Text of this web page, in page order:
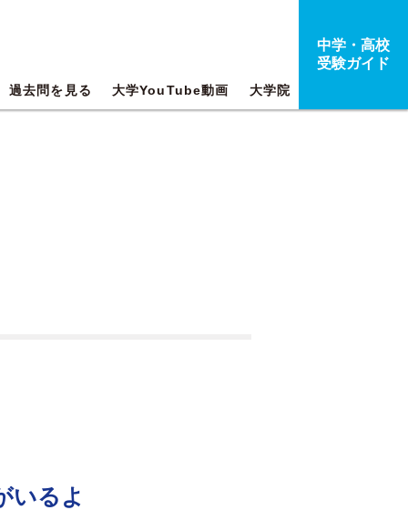
過去問を見る 大学YouTube動画 大学院
中学・高校
受験ガイド
いるよ